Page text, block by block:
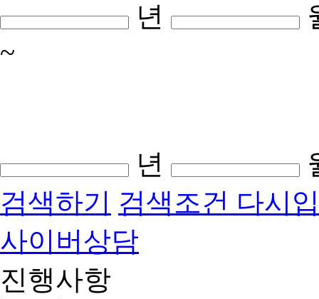
년
~
년
검색하기 검색조건 다시
사이버상담
진행사항